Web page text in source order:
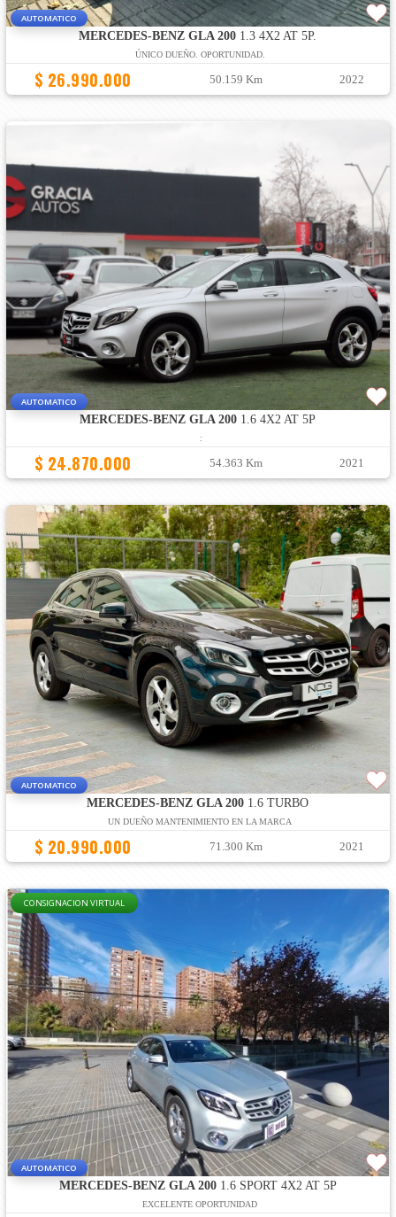
AUTOMATICO
MERCEDES-BENZ GLA 200 1.3 4X2 AT 5P.
ÚNICO DUEÑO. OPORTUNIDAD.
$ 26.990.000 50.159 Km 2022
AUTOMATICO
MERCEDES-BENZ GLA 200 1.6 4X2 AT 5P
:
$ 24.870.000 54.363 Km 2021
AUTOMATICO
MERCEDES-BENZ GLA 200 1.6 TURBO
UN DUEÑO MANTENIMIENTO EN LA MARCA
$ 20.990.000 71.300 Km 2021
CONSIGNACION VIRTUAL
AUTOMATICO
MERCEDES-BENZ GLA 2001.6 SPORT 4X2 AT 5P
EXCELENTE OPORTUNIDAD